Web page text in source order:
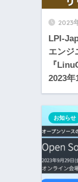
2023
LPI-
エンジ
『
2023年
お知らせ